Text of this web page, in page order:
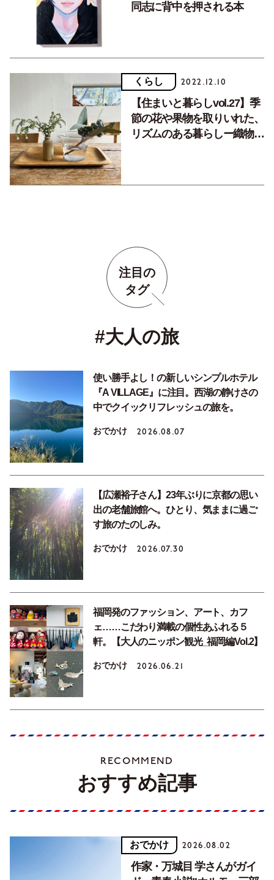
同志に背中を押される本
くらし 2022.12.10
【住まいと暮らしvol.27】季
節の花や果物を取りいれた、
リズムのある暮らしー織物作
注目の
タグ
#大人の旅
使い勝手よし！の新しいシンプルホテル
『A VILLAGE』に注目。西湖の静けさの
中でクイックリフレッシュの旅を。
おでかけ 2026.08.07
【広瀬裕子さん】23年ぶりに京都の思い
出の老舗旅館へ。ひとり、気ままに過ご
す旅のたのしみ。
おでかけ 2026.07.30
福岡発のファッション、アート、カフ
ェ……こだわり満載の個性あふれる５
軒。【大人のニッポン観光_福岡編Vol.2】
おでかけ 2026.06.21
RECOMMEND
おすすめ記事
おでかけ 2026.08.02
作家・万城目 学さんがガイ